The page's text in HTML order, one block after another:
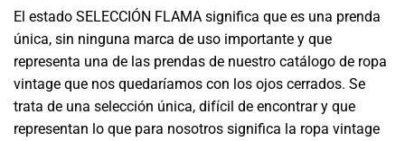
El estado SELECCIÓN FLAMA significa que es una prenda
única, sin ninguna marca de uso importante y que
representa una de las prendas de nuestro catálogo de ropa
vintage que nos quedaríamos con los ojos cerrados. Se
trata de una selección única, difícil de encontrar y que
representan lo que para nosotros significa la ropa vintage